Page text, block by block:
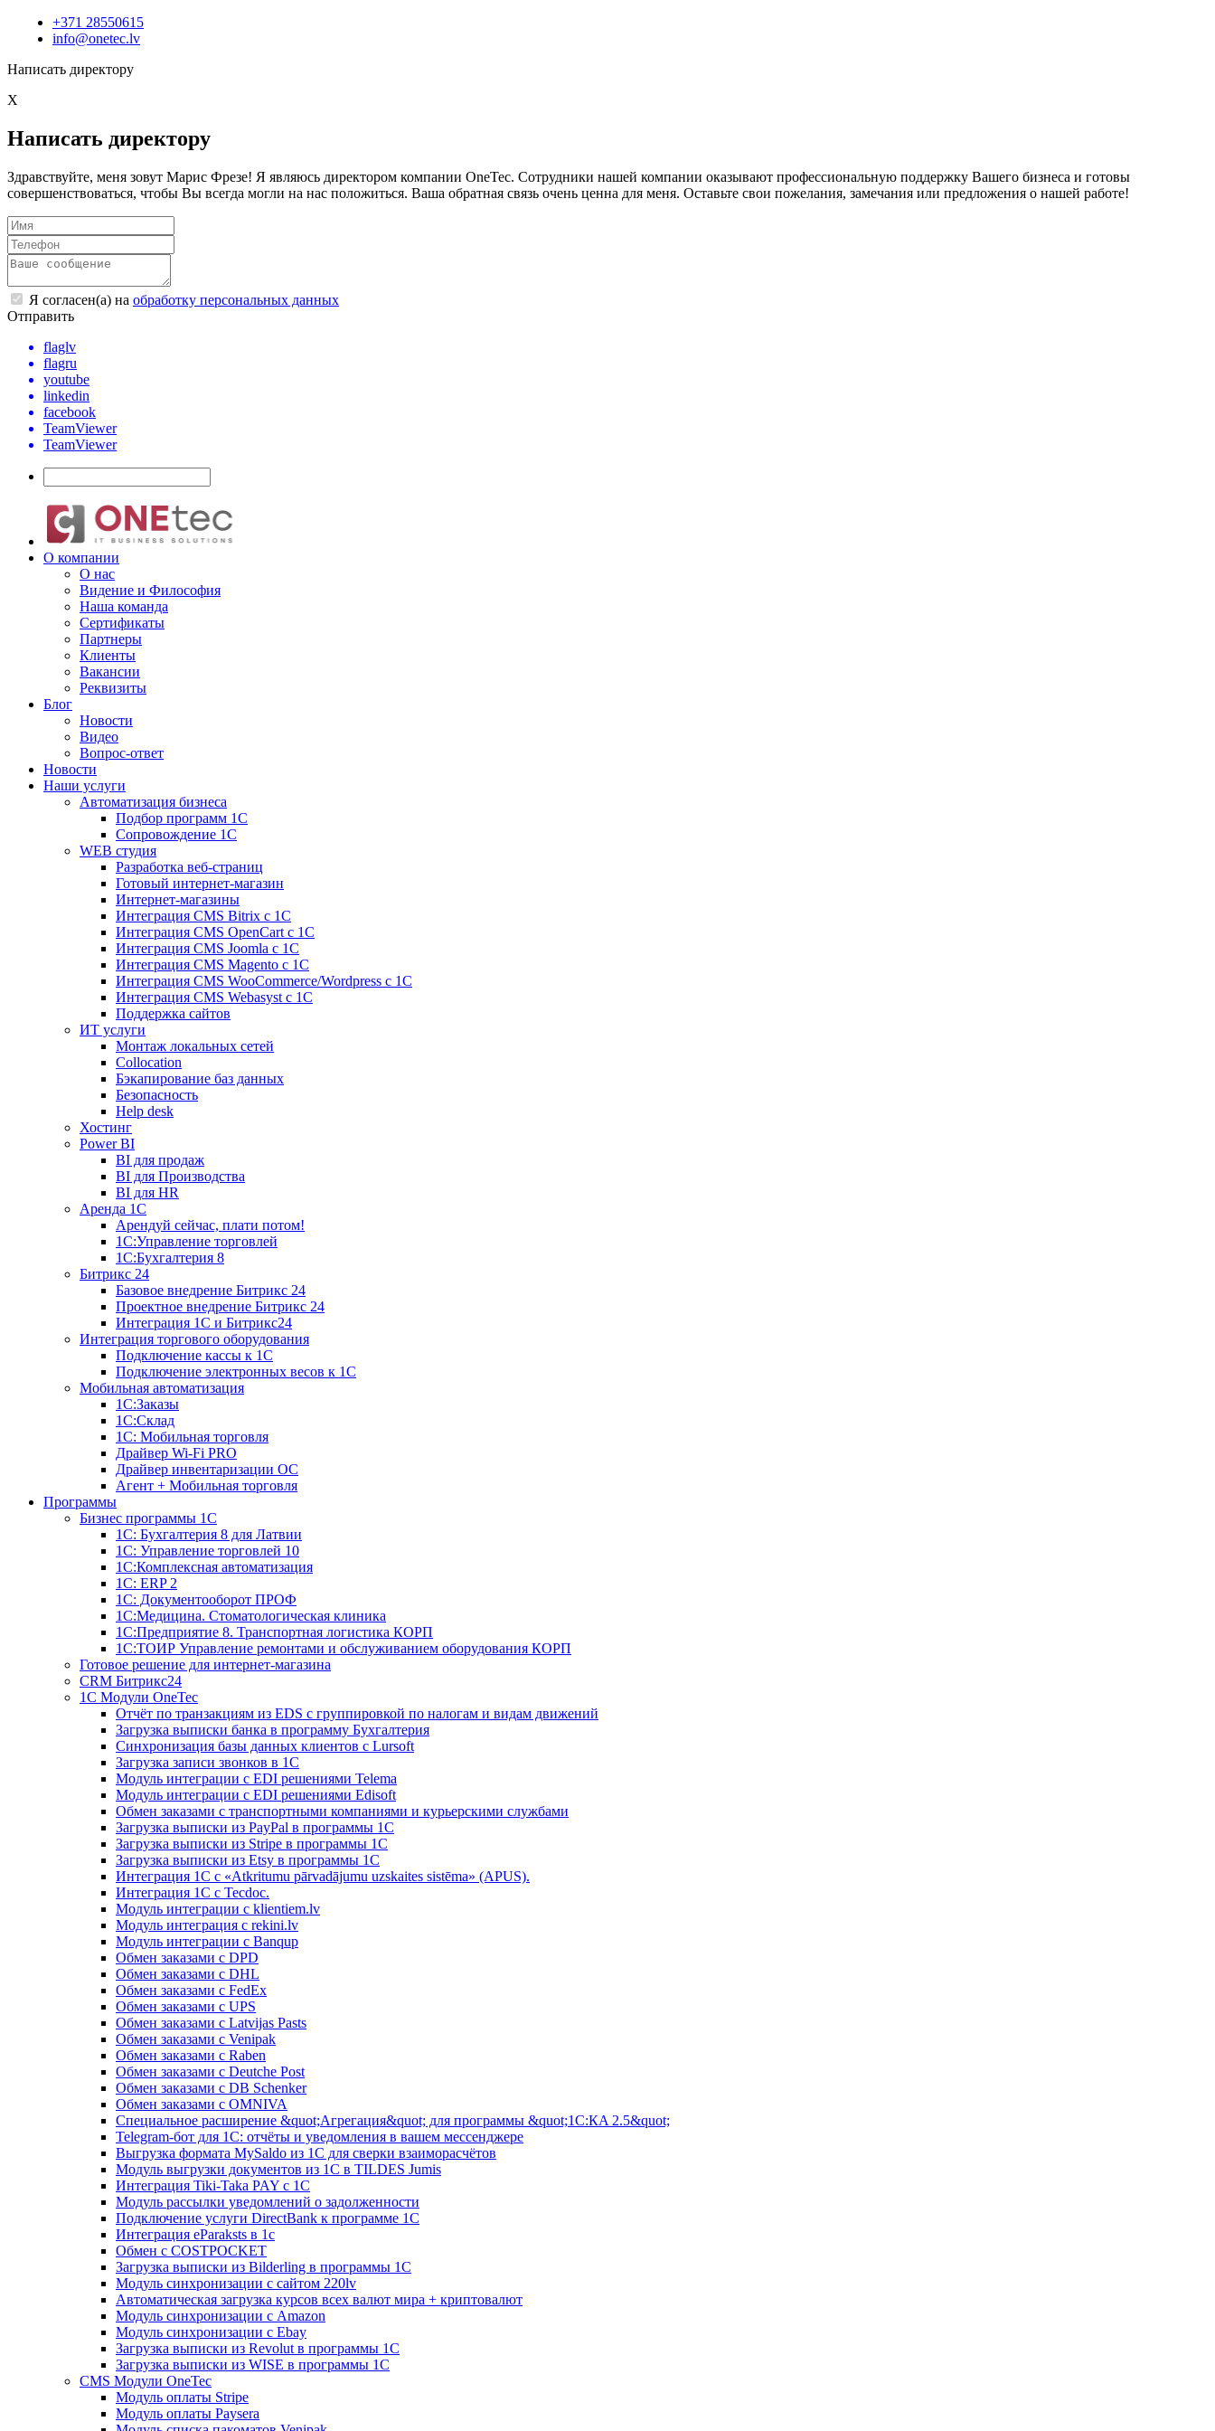
+371 28550615
info@onetec.lv
Написать директору
X
Написать директору
Здравствуйте, меня зовут Марис Фрезе! Я являюсь директором компании OneTec. Сотрудники нашей компании оказывают профессиональную поддержку Вашего бизнеса и готовы
совершенствоваться, чтобы Вы всегда могли на нас положиться. Ваша обратная связь очень ценна для меня. Оставьте свои пожелания, замечания или предложения о нашей работе!
Я согласен(а) на обработку персональных данных
Отправить
flaglv
flagru
youtube
linkedin
facebook
TeamViewer
TeamViewer
О компании
О нас
Видение и Философия
Наша команда
Сертификаты
Партнеры
Клиенты
Вакансии
Реквизиты
Блог
Новости
Видео
Вопрос-ответ
Новости
Наши услуги
Автоматизация бизнеса
Подбор программ 1С
Сопровождение 1С
WEB студия
Разработка веб-страниц
Готовый интернет-магазин
Интернет-магазины
Интеграция CMS Bitrix с 1С
Интеграция CMS OpenCart с 1С
Интеграция CMS Joomla с 1С
Интеграция CMS Magento с 1С
Интеграция CMS WooCommerce/Wordpress с 1С
Интеграция CMS Webasyst с 1С
Поддержка сайтов
ИТ услуги
Монтаж локальных сетей
Collocation
Бэкапирование баз данных
Безопасность
Help desk
Хостинг
Power BI
BI для продаж
BI для Производства
BI для HR
Аренда 1C
Арендуй сейчас, плати потом!
1С:Управление торговлей
1С:Бухгалтерия 8
Битрикс 24
Базовое внедрение Битрикс 24
Проектное внедрение Битрикс 24
Интеграция 1С и Битрикс24
Интеграция торгового оборудования
Подключение кассы к 1С
Подключение электронных весов к 1С
Мобильная автоматизация
1С:Заказы
1С:Склад
1С: Мобильная торговля
Драйвер Wi-Fi PRO
Драйвер инвентаризации ОС
Агент + Мобильная торговля
Программы
Бизнес программы 1С
1С: Бухгалтерия 8 для Латвии
1С: Управление торговлей 10
1C:Комплексная автоматизация
1С: ERP 2
1С: Документооборот ПРОФ
1С:Медицина. Стоматологическая клиника
1С:Предприятие 8. Транспортная логистика КОРП
1С:ТОИР Управление ремонтами и обслуживанием оборудования КОРП
Готовое решение для интернет-магазина
CRM Битрикс24
1C Модули OneTec
Отчёт по транзакциям из EDS с группировкой по налогам и видам движений
Загрузка выписки банка в программу Бухгалтерия
Синхронизация базы данных клиентов с Lursoft
Загрузка записи звонков в 1С
Модуль интеграции с EDI решениями Telema
Модуль интеграции с EDI решениями Edisoft
Обмен заказами с транспортными компаниями и курьерскими службами
Загрузка выписки из PayPal в программы 1C
Загрузка выписки из Stripe в программы 1C
Загрузка выписки из Etsy в программы 1C
Интеграция 1С с «Atkritumu pārvadājumu uzskaites sistēma» (APUS).
Интеграция 1С с Tecdoc.
Модуль интеграции с klientiem.lv
Модуль интеграция с rekini.lv
Модуль интеграции с Banqup
Обмен заказами с DPD
Обмен заказами с DHL
Обмен заказами с FedEx
Обмен заказами с UPS
Обмен заказами с Latvijas Pasts
Обмен заказами с Venipak
Обмен заказами с Raben
Обмен заказами с Deutche Post
Обмен заказами с DB Schenker
Обмен заказами с OMNIVA
Специальное расширение &quot;Агрегация&quot; для программы &quot;1С:КA 2.5&quot;
Telegram-бот для 1С: отчёты и уведомления в вашем мессенджере
Выгрузка формата MySaldo из 1C для сверки взаиморасчётов
Модуль выгрузки документов из 1С в TILDES Jumis
Интеграция Tiki-Taka PAY с 1С
Модуль рассылки уведомлений о задолженности
Подключение услуги DirectBank к программе 1С
Интеграция eParaksts в 1с
Обмен с COSTPOCKET
Загрузка выписки из Bilderling в программы 1C
Модуль синхронизации с сайтом 220lv
Автоматическая загрузка курсов всех валют мира + криптовалют
Модуль синхронизации с Amazon
Модуль синхронизации с Ebay
Загрузка выписки из Revolut в программы 1C
Загрузка выписки из WISE в программы 1C
CMS Модули OneTec
Модуль оплаты Stripe
Модуль оплаты Paysera